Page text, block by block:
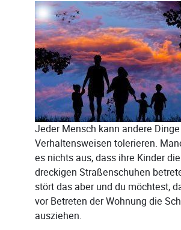
Jeder Mensch kann andere
Verhaltensweisen tolerieren.
es nichts aus, dass ihre Kinder
dreckigen Straßenschuhen
stört das aber und du möchtest,
vor Betreten der Wohnung die
ausziehen.